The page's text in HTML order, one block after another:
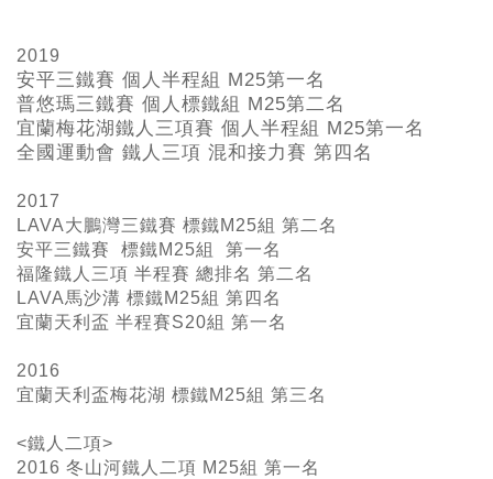
2019
安平三鐵賽 個人半程組 M25第一名
普悠瑪三鐵賽 個人標鐵組 M25第二名
宜蘭梅花湖鐵人三項賽 個人半程組 M25第一名
全國運動會 鐵人三項 混和接力賽 第四名
2017
LAVA大鵬灣三鐵賽 標鐵M25組 第二名
安平三鐵賽 標鐵M25組 第一名
福隆鐵人三項 半程賽 總排名 第二名
LAVA馬沙溝 標鐵M25組 第四名
宜蘭天利盃 半程賽S20組 第一名
2016
宜蘭天利盃梅花湖 標鐵M25組 第三名
<鐵人二項>
2016 冬山河鐵人二項 M25組 第一名